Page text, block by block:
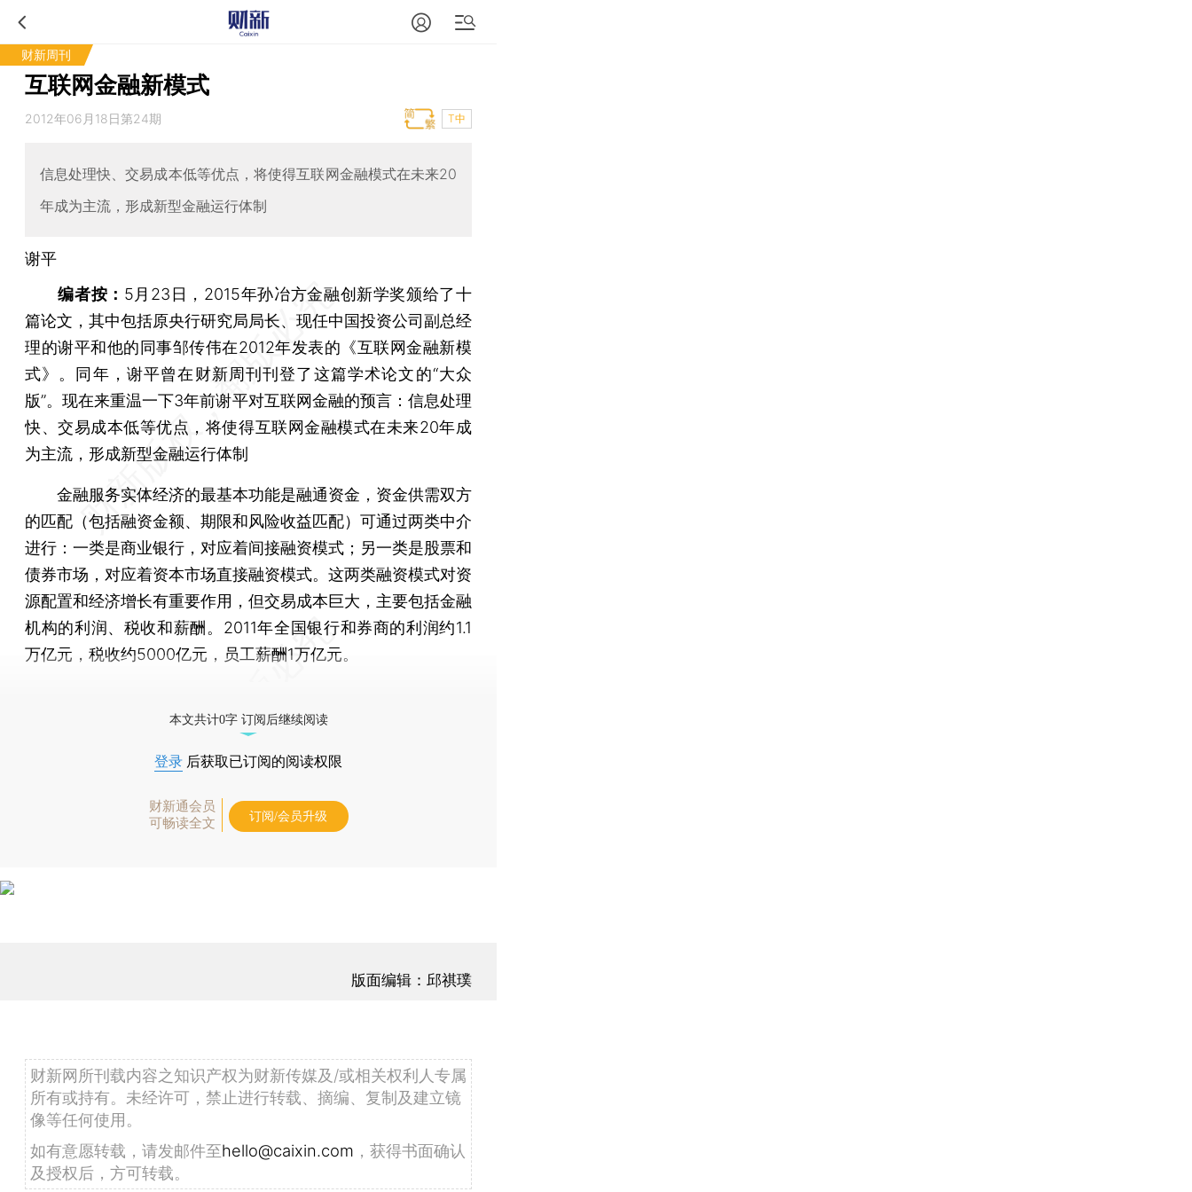
财新周刊
互联网金融新模式
2012年06月18日第24期 T中
信息处理快、交易成本低等优点，将使得互联网金融模式在未来20
年成为主流，形成新型金融运行体制
谢平
编者按： 5月23日，2015年孙冶方金融创新学奖颁给了十
篇论文，其中包括原央行研究局局长、现任中国投资公司副总经
理的谢平和他的同事邹传伟在2012年发表的《互联网金融新模
式》。同年，谢平曾在财新周刊刊登了这篇学术论文的“大众
版”。现在来重温一下3年前谢平对互联网金融的预言：信息处理
快、交易成本低等优点，将使得互联网金融模式在未来20年成
为主流，形成新型金融运行体制
金融服务实体经济的最基本功能是融通资金，资金供需双方
的匹配（包括融资金额、期限和风险收益匹配）可通过两类中介
进行：一类是商业银行，对应着间接融资模式；另一类是股票和
债券市场，对应着资本市场直接融资模式。这两类融资模式对资
源配置和经济增长有重要作用，但交易成本巨大，主要包括金融
机构的利润、税收和薪酬。2011年全国银行和券商的利润约1.1
万亿元，税收约5000亿元，员工薪酬1万亿元。
本文共计0字 订阅后继续阅读
登录 后获取已订阅的阅读权限
财新通会员
可畅读全文
订阅/会员升级
版面编辑：邱祺璞
财新网所刊载内容之知识产权为财新传媒及/或相关权利人专属
所有或持有。未经许可，禁止进行转载、摘编、复制及建立镜
像等任何使用。
如有意愿转载，请发邮件至hello@caixin.com ，获得书面确认
及授权后，方可转载。